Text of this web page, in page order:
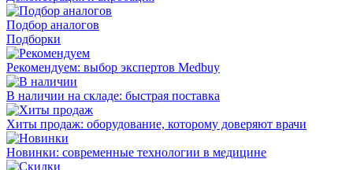
Подбор аналогов
Подборки
Рекомендуем: выбор экспертов Medbuy
В наличии на складе: быстрая поставка
Хиты продаж: оборудование, которому доверяют врачи
Новинки: современные технологии в медицине